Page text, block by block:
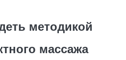
методикой
массажа